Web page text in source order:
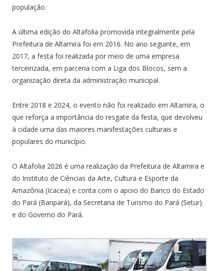
população.
A última edição do Altafolia promovida integralmente pela
Prefeitura de Altamira foi em 2016. No ano seguinte, em
2017, a festa foi realizada por meio de uma empresa
terceirizada, em parceria com a Liga dos Blocos, sem a
organização direta da administração municipal.
Entre 2018 e 2024, o evento não foi realizado em Altamira, o
que reforça a importância do resgate da festa, que devolveu
à cidade uma das maiores manifestações culturais e
populares do município.
O Altafolia 2026 é uma realização da Prefeitura de Altamira e
do Instituto de Ciências da Arte, Cultura e Esporte da
Amazônia (Icacea) e conta com o apoio do Banco do Estado
do Pará (Banpará), da Secretaria de Turismo do Pará (Setur)
e do Governo do Pará.